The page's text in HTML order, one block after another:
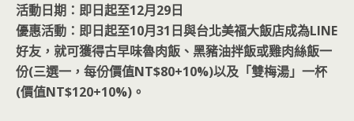
活動日期：即日起至12月29日
優惠活動：即日起至10月31日與台北美福大飯店成為LINE
好友，就可獲得古早味魯肉飯、黑豬油拌飯或雞肉絲飯一
份(三選一，每份價值NT$80+10%)以及「雙梅湯」一杯
(價值NT$120+10%)。